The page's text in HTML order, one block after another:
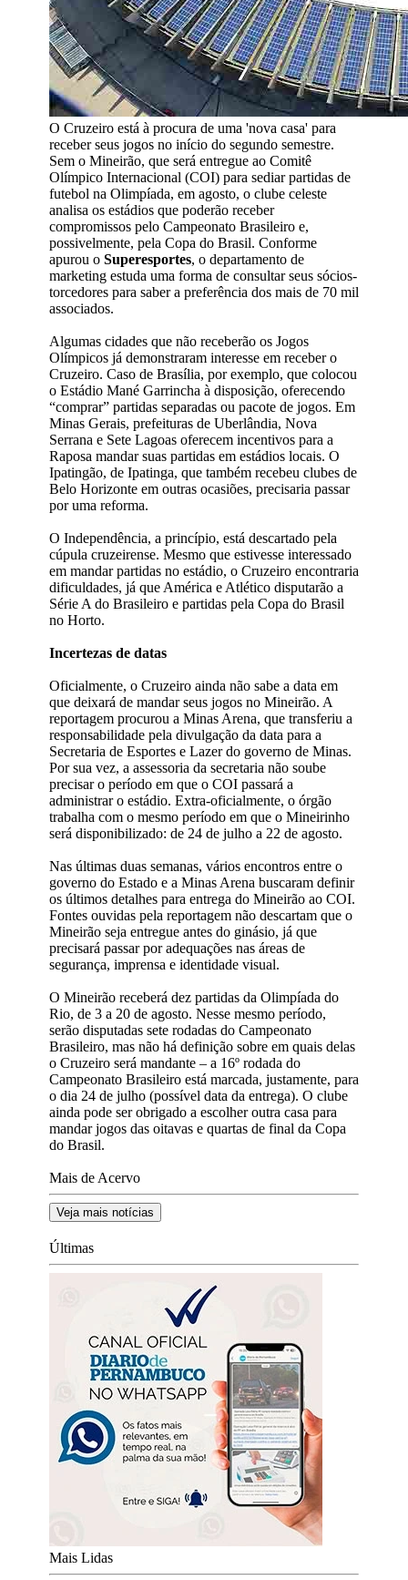
O Cruzeiro está à procura de uma 'nova casa' para
receber seus jogos no início do segundo semestre.
Sem o Mineirão, que será entregue ao Comitê
Olímpico Internacional (COI) para sediar partidas de
futebol na Olimpíada, em agosto, o clube celeste
analisa os estádios que poderão receber
compromissos pelo Campeonato Brasileiro e,
possivelmente, pela Copa do Brasil. Conforme
apurou o Superesportes, o departamento de
marketing estuda uma forma de consultar seus sócios-
torcedores para saber a preferência dos mais de 70 mil
associados.
Algumas cidades que não receberão os Jogos
Olímpicos já demonstraram interesse em receber o
Cruzeiro. Caso de Brasília, por exemplo, que colocou
o Estádio Mané Garrincha à disposição, oferecendo
“comprar” partidas separadas ou pacote de jogos. Em
Minas Gerais, prefeituras de Uberlândia, Nova
Serrana e Sete Lagoas oferecem incentivos para a
Raposa mandar suas partidas em estádios locais. O
Ipatingão, de Ipatinga, que também recebeu clubes de
Belo Horizonte em outras ocasiões, precisaria passar
por uma reforma.
O Independência, a princípio, está descartado pela
cúpula cruzeirense. Mesmo que estivesse interessado
em mandar partidas no estádio, o Cruzeiro encontraria
dificuldades, já que América e Atlético disputarão a
Série A do Brasileiro e partidas pela Copa do Brasil
no Horto.
Incertezas de datas
Oficialmente, o Cruzeiro ainda não sabe a data em
que deixará de mandar seus jogos no Mineirão. A
reportagem procurou a Minas Arena, que transferiu a
responsabilidade pela divulgação da data para a
Secretaria de Esportes e Lazer do governo de Minas.
Por sua vez, a assessoria da secretaria não soube
precisar o período em que o COI passará a
administrar o estádio. Extra-oficialmente, o órgão
trabalha com o mesmo período em que o Mineirinho
será disponibilizado: de 24 de julho a 22 de agosto.
Nas últimas duas semanas, vários encontros entre o
governo do Estado e a Minas Arena buscaram definir
os últimos detalhes para entrega do Mineirão ao COI.
Fontes ouvidas pela reportagem não descartam que o
Mineirão seja entregue antes do ginásio, já que
precisará passar por adequações nas áreas de
segurança, imprensa e identidade visual.
O Mineirão receberá dez partidas da Olimpíada do
Rio, de 3 a 20 de agosto. Nesse mesmo período,
serão disputadas sete rodadas do Campeonato
Brasileiro, mas não há definição sobre em quais delas
o Cruzeiro será mandante – a 16º rodada do
Campeonato Brasileiro está marcada, justamente, para
o dia 24 de julho (possível data da entrega). O clube
ainda pode ser obrigado a escolher outra casa para
mandar jogos das oitavas e quartas de final da Copa
do Brasil.
Mais de Acervo
Veja mais notícias
Últimas
Mais Lidas